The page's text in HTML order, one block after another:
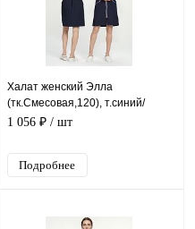
Халат женский Элла
(тк.Смесовая,120), т.синий/
белый
1 056 ₽ / шт
Подробнее